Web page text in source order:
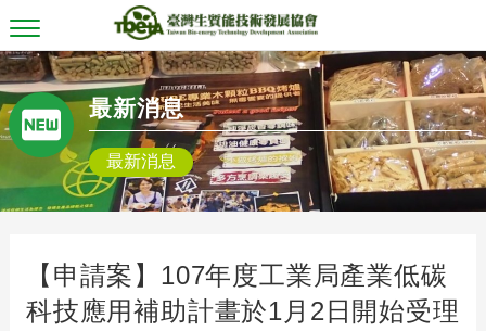
T
o
g
g
l
e
n
v
i
o
n
最新消息
最新消息
【申請案】107年度工業局產業低碳
科技應用補助計畫於1月2日開始受理